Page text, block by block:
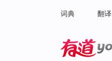
词典 翻译